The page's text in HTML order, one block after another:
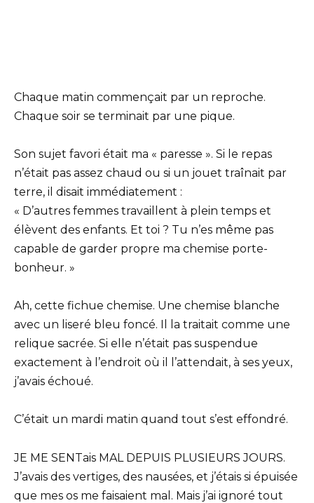
Chaque matin commençait par un reproche.
Chaque soir se terminait par une pique.
Son sujet favori était ma « paresse ». Si le repas
n’était pas assez chaud ou si un jouet traînait par
terre, il disait immédiatement :
« D’autres femmes travaillent à plein temps et
élèvent des enfants. Et toi ? Tu n’es même pas
capable de garder propre ma chemise porte-
bonheur. »
Ah, cette fichue chemise. Une chemise blanche
avec un liseré bleu foncé. Il la traitait comme une
relique sacrée. Si elle n’était pas suspendue
exactement à l’endroit où il l’attendait, à ses yeux,
j’avais échoué.
C’était un mardi matin quand tout s’est effondré.
JE ME SENTais MAL DEPUIS PLUSIEURS JOURS.
J’avais des vertiges, des nausées, et j’étais si épuisée
que mes os me faisaient mal. Mais j’ai ignoré tout